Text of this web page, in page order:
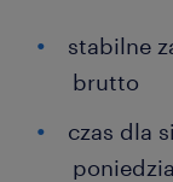
stabilne
brutto
czas dla